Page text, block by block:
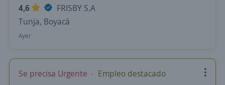
4,6
FRISBY S.A
Tunja, Boyacá
Ayer
Se precisa Urgente Empleo destacado